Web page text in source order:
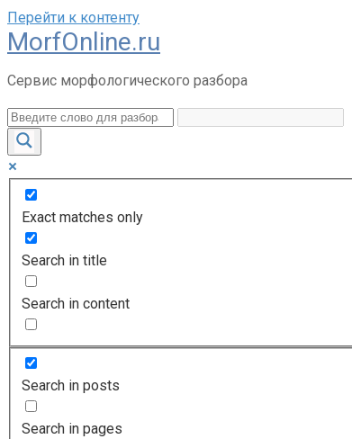
Перейти к контенту
MorfOnline.ru
Сервис морфологического разбора
Exact matches only
Search in title
Search in content
Search in posts
Search in pages